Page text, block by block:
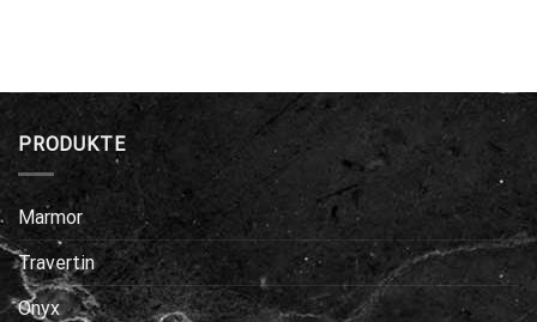
PRODUKTE
Marmor
Travertin
Onyx